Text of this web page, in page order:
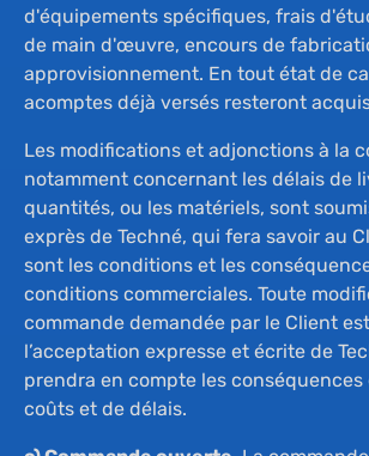
d'équipements spécifiques, frais
de main d'œuvre, encours de
approvisionnement. En tout état de
acomptes déjà versés resteront
Les modifications et adjonctions à la
notamment concernant les délais de
quantités, ou les matériels, sont
exprès de Techné, qui fera savoir au
sont les conditions et les
conditions commerciales. Toute
commande demandée par le Client
l’acceptation expresse et écrite de
prendra en compte les conséquences
coûts et de délais.